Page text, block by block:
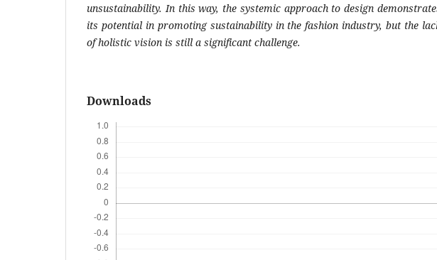
unsustainability. In this way, the systemic approach to design
its potential in promoting sustainability in the fashion industry, but the
of holistic vision is still a significant challenge.
Downloads